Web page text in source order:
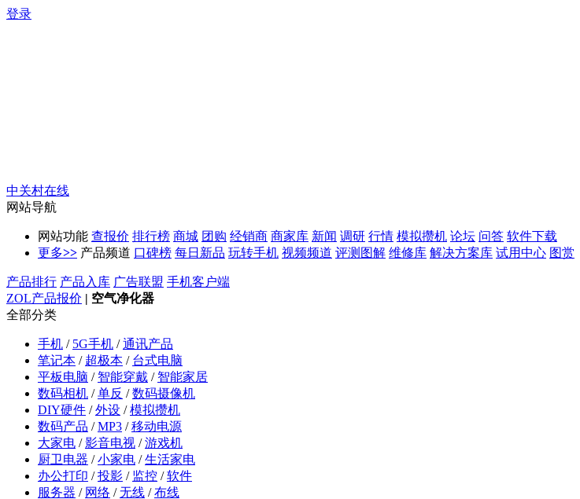
登录
中关村在线
网站导航
网站功能 查报价 排行榜 商城 团购 经销商 商家库 新闻 调研 行情 模拟攒机 论坛 问答 软件下载
更多>> 产品频道 口碑榜 每日新品 玩转手机 视频频道 评测图解 维修库 解决方案库 试用中心 图赏
产品排行 产品入库 广告联盟 手机客户端
ZOL产品报价 | 空气净化器
全部分类
手机 / 5G手机 /通讯产品
笔记本 / 超极本 / 台式电脑
平板电脑 / 智能穿戴 / 智能家居
数码相机 /单反 /数码摄像机
DIY硬件 /外设 /模拟攒机
数码产品 /MP3 /移动电源
大家电 /影音电视 /游戏机
厨卫电器 /小家电 /生活家电
办公打印 /投影 / 监控 /软件
服务器 / 网络 /无线 /布线